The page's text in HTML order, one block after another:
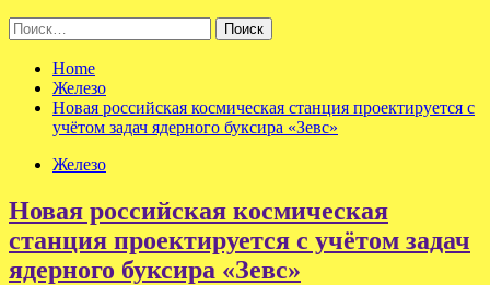
Найти:
Home
Железо
Новая российская космическая станция проектируется с
учётом задач ядерного буксира «Зевс»
Железо
Новая российская космическая
станция проектируется с учётом задач
ядерного буксира «Зевс»